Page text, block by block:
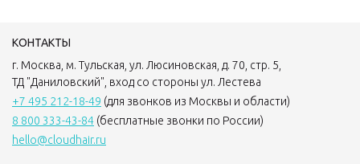
КОНТАКТЫ
г. Москва, м. Тульская, ул. Люсиновская, д. 70, стр. 5,
ТД "Даниловский", вход со стороны ул. Лестева
+7 495 212-18-49 (для звонков из Москвы и области)
8 800 333-43-84 (бесплатные звонки по России)
hello@cloudhair.ru